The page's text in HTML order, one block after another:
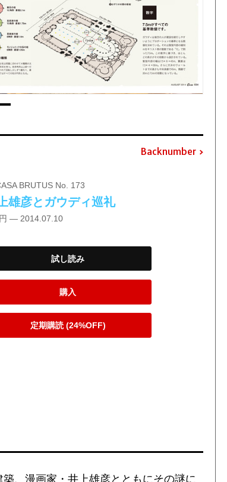
Backnumber
BRUTUS No. 173
雄彦とガウディ巡礼
— 2014.07.10
試し読み
購入
定期購読 (24%OFF)
、漫画家・井上雄彦とともにその謎に